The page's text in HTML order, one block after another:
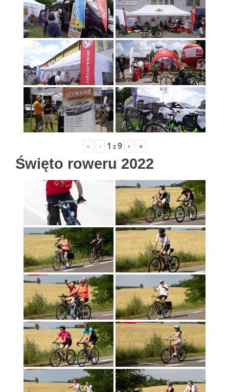
« ‹ 1 z9 › »
Święto roweru 2022